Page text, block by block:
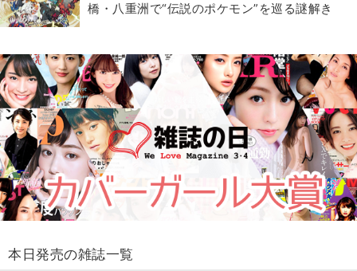
橋・八重洲で“伝説のポケモン”を巡る謎解き
本日発売の雑誌一覧